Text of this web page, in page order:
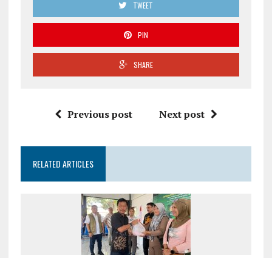
TWEET
PIN
SHARE
Previous post Next post
RELATED ARTICLES